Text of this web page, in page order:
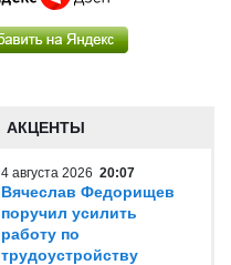
АКЦЕНТЫ
4 августа 2026 20:07
Вячеслав Федорищев
поручил усилить
работу по
трудоустройству